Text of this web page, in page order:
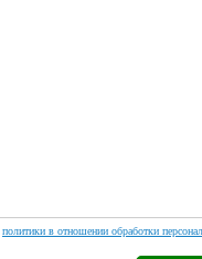
политики в отношении обработки